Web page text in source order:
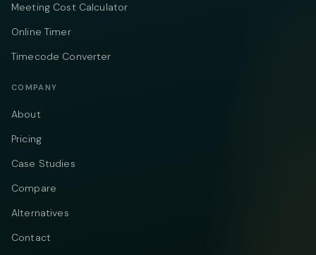
Meeting Cost Calculator
Online Timer
Timecode Converter
COMPANY
About
Pricing
Case Studies
Compare
Alternatives
Contact